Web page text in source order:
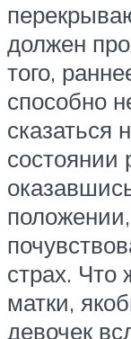
должен
того,
способно
сказаться
состоянии
страх. Что
матки,
девочек